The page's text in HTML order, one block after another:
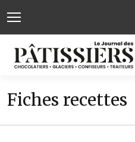
Fiches recettes